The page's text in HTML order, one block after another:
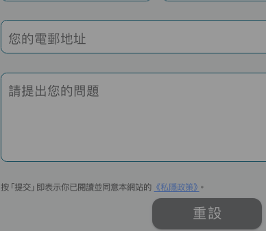
您的電郵地址
請提出您的問題
按「提交」即表示你已閱讀並同意本網站的 《私隱政策》 。
重設